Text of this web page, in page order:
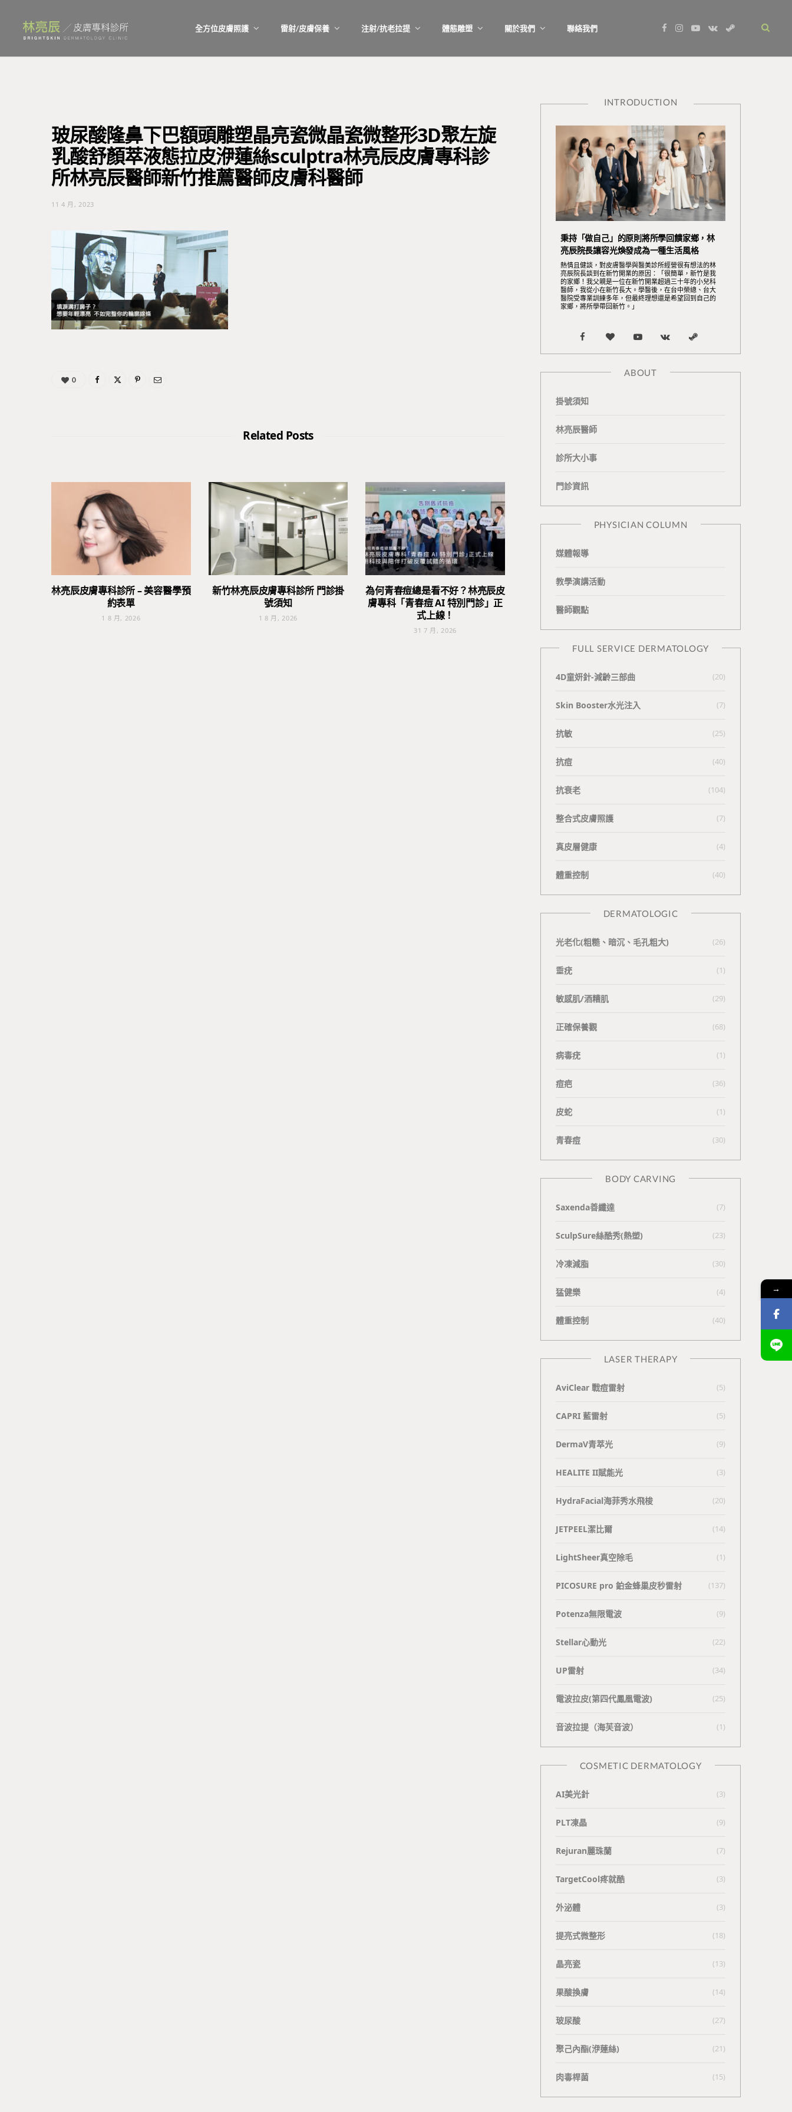
全方位皮膚照護 雷射/皮膚保養 注射/抗老拉提 體態雕塑 關於我們 聯絡我們
I
Y
V
S
玻尿酸隆鼻下巴額頭雕塑晶亮瓷微晶瓷微整形3D聚左旋
乳酸舒顏萃液態拉皮洢蓮絲sculptra林亮辰皮膚專科診
所林亮辰醫師新竹推薦醫師皮膚科醫師
11 4 月, 2023
0
Related Posts
林亮辰皮膚專科診所 – 美容醫學預
約表單
1 8 月, 2026
新竹林亮辰皮膚專科診所 門診掛
號須知
1 8 月, 2026
為何青春痘總是看不好？林亮辰皮
膚專科「青春痘 AI 特別門診」正
式上線！
31 7 月, 2026
INTRODUCTION
秉持「做自己」的原則將所學回饋家鄉，林
亮辰院長讓容光煥發成為一種生活風格
熱情且健談，對皮膚醫學與醫美診所經營很有想法的林
亮辰院長談到在新竹開業的原因：「很簡單，新竹是我
的家鄉！我父親是一位在新竹開業超過三十年的小兒科
醫師，我從小在新竹長大。學醫後，在台中榮總、台大
醫院受專業訓練多年，但最終理想還是希望回到自己的
家鄉，將所學帶回新竹。」
F
a
e
b
k
B
l
n
Y
o
u
V
K
e
S
t
ABOUT
掛號須知
林亮辰醫師
診所大小事
門診資訊
PHYSICIAN COLUMN
媒體報導
教學演講活動
醫師觀點
FULL SERVICE DERMATOLOGY
4D童妍針-減齡三部曲 (20)
Skin Booster水光注入 (7)
抗敏 (25)
抗痘 (40)
抗衰老 (104)
整合式皮膚照護 (7)
真皮層健康 (4)
體重控制 (40)
DERMATOLOGIC
光老化(粗糙、暗沉、毛孔粗大) (26)
垂疣 (1)
敏感肌/酒糟肌 (29)
正確保養觀 (68)
病毒疣 (1)
痘疤 (36)
皮蛇 (1)
青春痘 (30)
BODY CARVING
Saxenda善纖達 (7)
SculpSure絲酷秀(熱塑) (23)
冷凍減脂 (30)
猛健樂 (4)
體重控制 (40)
LASER THERAPY
AviClear 戰痘雷射 (5)
CAPRI 藍雷射 (5)
DermaV青萃光 (9)
HEALITE II賦能光 (3)
HydraFacial海菲秀水飛梭 (20)
JETPEEL潔比爾 (14)
LightSheer真空除毛 (1)
PICOSURE pro 鉑金蜂巢皮秒雷射 (137)
Potenza無限電波 (9)
Stellar心動光 (22)
UP雷射 (34)
電波拉皮(第四代鳳凰電波) (25)
⾳波拉提（海芙⾳波） (1)
COSMETIC DERMATOLOGY
AI美光針 (3)
PLT凍晶 (9)
Rejuran麗珠蘭 (7)
TargetCool疼就酷 (3)
外泌體 (3)
提亮式微整形 (18)
晶亮瓷 (13)
果酸換膚 (14)
玻尿酸 (27)
聚己內酯(洢蓮絲) (21)
肉毒桿菌 (15)
→